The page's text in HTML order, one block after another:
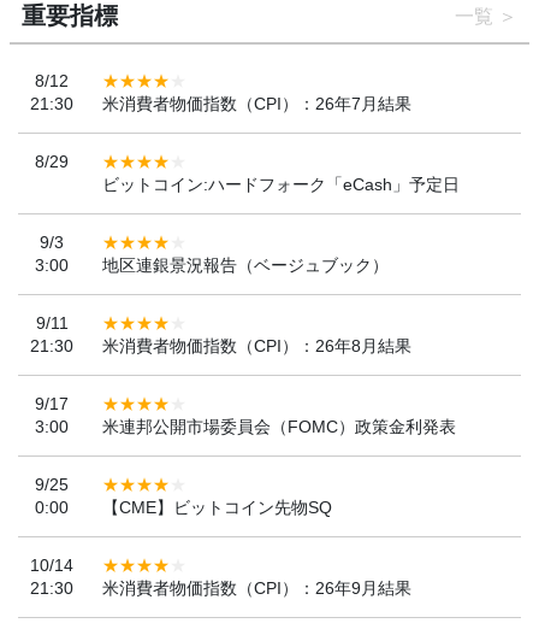
重要指標 一覧
8/12
21:30
米消費者物価指数（CPI）：26年7月結果
8/29
ビットコイン:ハードフォーク「eCash」予定日
9/3
3:00
地区連銀景況報告（ベージュブック）
9/11
21:30
米消費者物価指数（CPI）：26年8月結果
9/17
3:00
米連邦公開市場委員会（FOMC）政策金利発表
9/25
0:00
【CME】ビットコイン先物SQ
10/14
21:30
米消費者物価指数（CPI）：26年9月結果